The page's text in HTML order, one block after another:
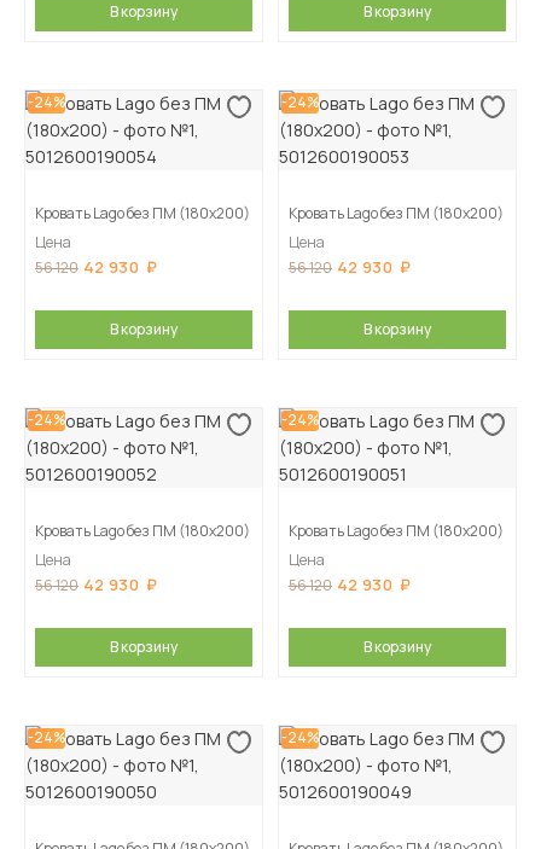
В корзину В корзину
-24%
Кровать Lago без ПМ (180х200)
Цена
56 120 42 930
В корзину
-24%
Кровать Lago без ПМ (180х200)
Цена
56 120 42 930
В корзину
-24%
Кровать Lago без ПМ (180х200)
Цена
56 120 42 930
В корзину
-24%
Кровать Lago без ПМ (180х200)
Цена
56 120 42 930
В корзину
-24% -24%